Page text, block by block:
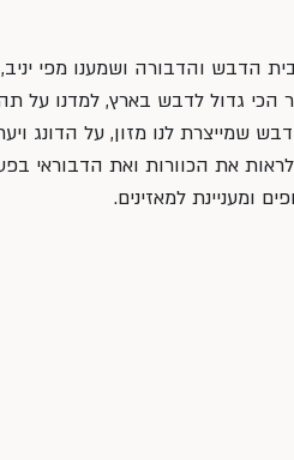
בבית הדבש והדבורה ושמענו מפי
הכי גדול לדבש בארץ, למדנו על
שמייצרת לנו מזון, על הדונג
לראות את הכוורות ואת הדבוראי
ומעניינת למאזינים.